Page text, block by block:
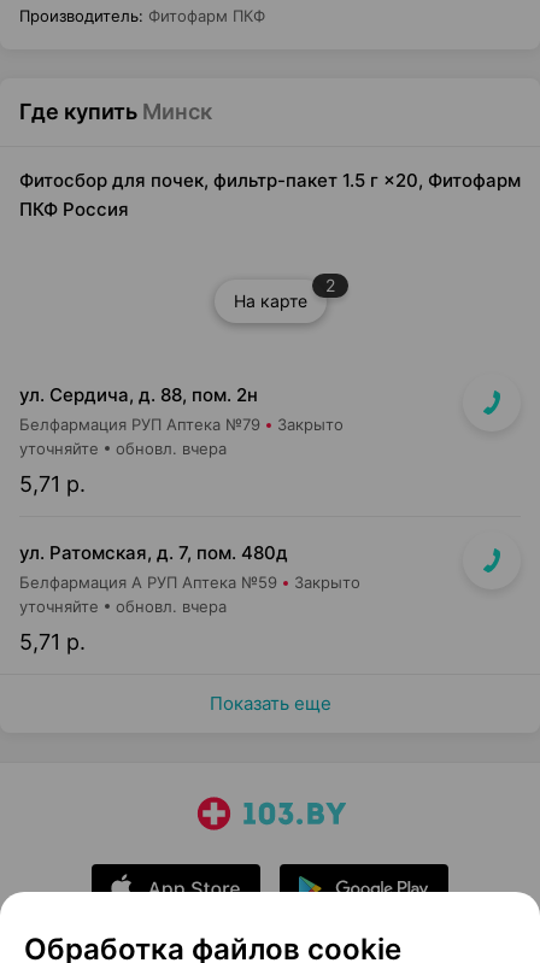
Производитель: Фитофарм ПКФ
Где купить Минск
Фитосбор для почек, фильтр-пакет 1.5 г ×20, Фитофарм
ПКФ Россия
На карте
2
ул. Сердича, д. 88, пом. 2н
Белфармация РУП Аптека №79 Закрыто
5,71 р.
уточняйте обновл. вчера
ул. Ратомская, д. 7, пом. 480д
Белфармация А РУП Аптека №59 Закрыто
5,71 р.
уточняйте обновл. вчера
Показать еще
Обработка файлов cookie